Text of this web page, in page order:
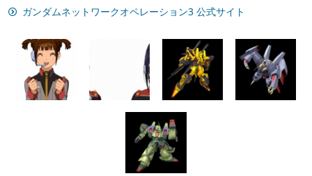
ガンダムネットワークオペレーション3 公式サイト